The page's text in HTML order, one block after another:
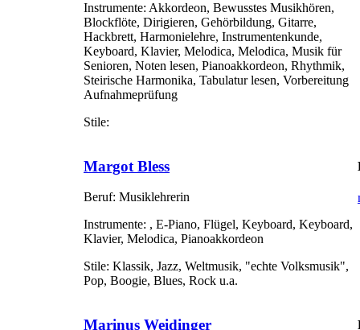
Instrumente: Akkordeon, Bewusstes Musikhören,
Blockflöte, Dirigieren, Gehörbildung, Gitarre,
Hackbrett, Harmonielehre, Instrumentenkunde,
Keyboard, Klavier, Melodica, Melodica, Musik für
Senioren, Noten lesen, Pianoakkordeon, Rhythmik,
Steirische Harmonika, Tabulatur lesen, Vorbereitung
Aufnahmeprüfung
Stile:
Margot Bless
Beruf: Musiklehrerin
Instrumente: , E-Piano, Flügel, Keyboard, Keyboard,
Klavier, Melodica, Pianoakkordeon
Stile: Klassik, Jazz, Weltmusik, "echte Volksmusik",
Pop, Boogie, Blues, Rock u.a.
Marinus Weidinger